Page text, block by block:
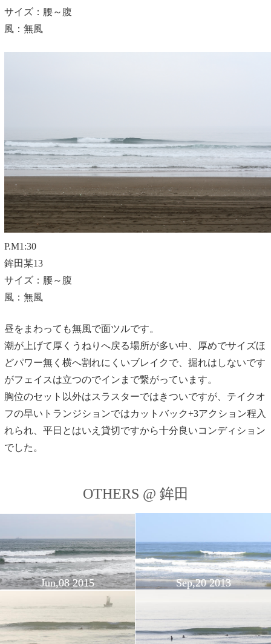
サイズ：腰～腹
風：無風
P.M1:30
鉾田某13
サイズ：腰～腹
風：無風
昼をまわっても無風で面ツルです。
潮が上げて厚くうねりへ戻る場所が多い中、厚めでサイズほ
どパワー無く横へ割れにくいブレイクで、掘れはしないです
がフェイスは立つのでインまで繋がっています。
胸位のセット以外はスラスターではきついですが、テイクオ
フの早いトランジションではカットバック+3アクション程入
れられ、平日とはいえ貸切ですから十分良いコンディション
でした。
OTHERS @ 鉾田
Jun,08 2015 Sep,20 2013